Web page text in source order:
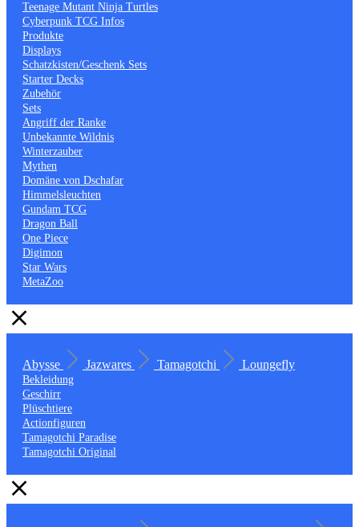
Teenage Mutant Ninja Turtles
Cyberpunk TCG Infos
Produkte
Displays
Schatzkisten/Geschenk Sets
Starter Decks
Zubehör
Sets
Angriff der Ranke
Unbekannte Wildnis
Winterzauber
Mythen
Domäne von Dschafar
Himmelsleuchten
Gundam TCG
Dragon Ball
One Piece
Digimon
Star Wars
MetaZoo
Abysse Jazwares Tamagotchi Loungefly
Bekleidung
Geschirr
Plüschtiere
Actionfiguren
Tamagotchi Paradise
Tamagotchi Original